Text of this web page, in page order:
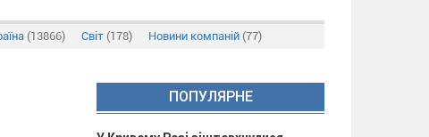
(13866) Світ (178) Новини компаній (77)
ПОПУЛЯРНЕ